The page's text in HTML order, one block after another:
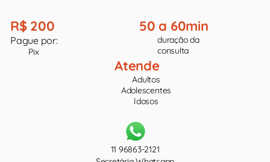
R$ 200
Pague por:
Pix
50 a 60min
duração da
consulta
Atende
Adultos
Adolescentes
Idosos
11 96863-2121